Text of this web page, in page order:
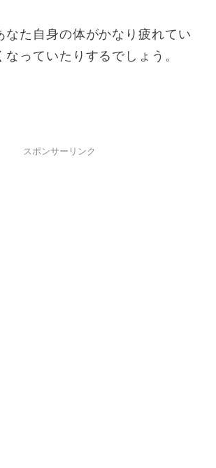
なた自身の体がかなり疲れてい
なっていたりするでしょう。
スポンサーリンク